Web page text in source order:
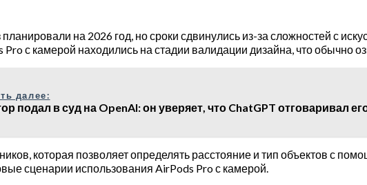
на 2026 год, но сроки сдвинулись из-за сложностей с
с камерой находились на стадии валидации дизайна, что обычно
далее:
подал в суд на OpenAI: он уверяет, что ChatGPT отговаривал
которая позволяет определять расстояние и тип объектов с
сценарии использования AirPods Pro с камерой.